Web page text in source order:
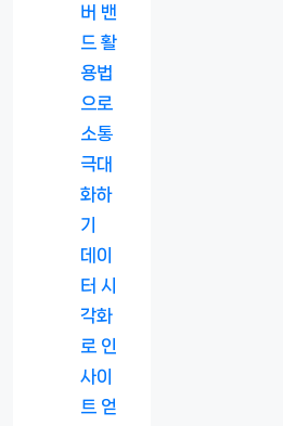
버 밴
드 활
용법
으로
소통
극대
화하
기
데이
터 시
각화
로 인
사이
트 얻